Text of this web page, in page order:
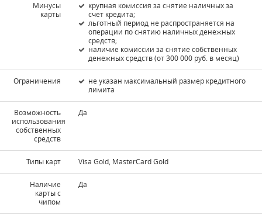
Минусы
карты
крупная комиссия за снятие наличных за
счет кредита;
льготный период не распространяется на
операции по снятию наличных денежных
средств;
наличие комиссии за снятие собственных
денежных средств (от 300 000 руб. в месяц)
Ограничения
не указан максимальный размер кредитного
лимита
Возможность
использования
собственных
средств
Да
Типы карт Visa Gold, MasterCard Gold
Наличие
карты с
чипом
Да